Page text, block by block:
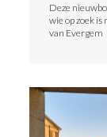
Deze
wie op zoek
van Evergem